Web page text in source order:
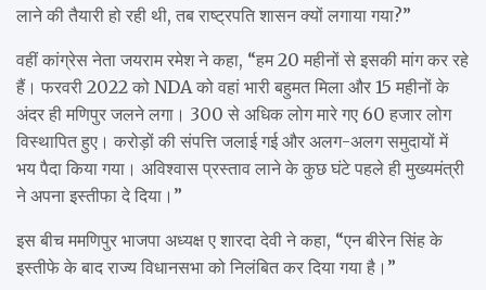
लाने की तैयारी हो रही थी, तब राष्ट्रपति शासन क्यों लगाया गया?”
वहीं कांग्रेस नेता जयराम रमेश ने कहा, “हम 20 महीनों से इसकी मांग कर रहे
हैं। फरवरी 2022 को NDA को वहां भारी बहुमत मिला और 15 महीनों के
अंदर ही मणिपुर जलने लगा। 300 से अधिक लोग मारे गए 60 हजार लोग
विस्थापित हुए। करोड़ों की संपत्ति जलाई गई और अलग-अलग समुदायों में
भय पैदा किया गया। अविश्वास प्रस्ताव लाने के कुछ घंटे पहले ही मुख्यमंत्री
ने अपना इस्तीफा दे दिया।”
इस बीच ममणिपुर भाजपा अध्यक्ष ए शारदा देवी ने कहा, “एन बीरेन सिंह के
इस्तीफे के बाद राज्य विधानसभा को निलंबित कर दिया गया है।”